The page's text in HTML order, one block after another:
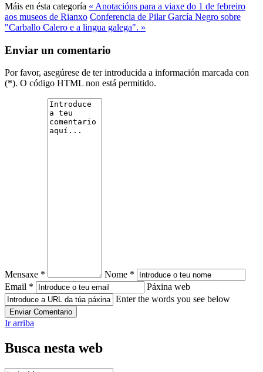
Máis en ésta categoría « Anotacións para a viaxe do 1 de febreiro
aos museos de Rianxo Conferencia de Pilar García Negro sobre
"Carballo Calero e a lingua galega". »
Enviar un comentario
Por favor, asegúrese de ter introducida a información marcada con
(*). O código HTML non está permitido.
Mensaxe *
Nome *
Email *
Páxina web
Enter the words you see below
Ir arriba
Busca nesta web